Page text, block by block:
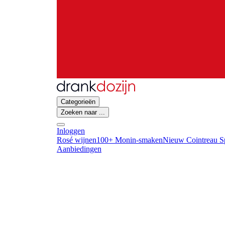
Categorieën
Zoeken naar ...
Inloggen
Rosé wijnen100+ Monin-smakenNieuw Cointreau
Aanbiedingen